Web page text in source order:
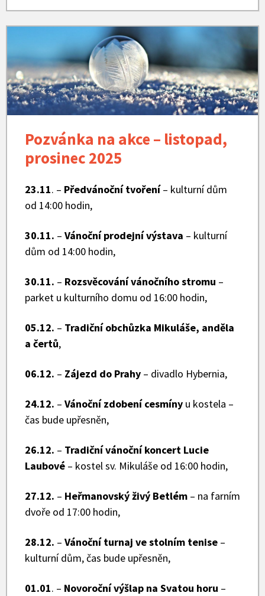
Listopad-
prosinec
-
aktuality
Pozvánka na akce – listopad,
prosinec 2025
23.11. – Předvánoční tvoření– kulturní dům
od 14:00 hodin,
30.11. – Vánoční prodejní výstava – kulturní
dům od 14:00 hodin,
30.11. – Rozsvěcování vánočního stromu –
parket u kulturního domu od 16:00 hodin,
05.12. – Tradiční obchůzka Mikuláše, anděla
a čertů,
06.12. – Zájezd do Prahy – divadlo Hybernia,
24.12. – Vánoční zdobení cesmíny u kostela –
čas bude upřesněn,
26.12. – Tradiční vánoční koncert Lucie
Laubové – kostel sv. Mikuláše od 16:00 hodin,
27.12. – Heřmanovský živý Betlém – na farním
dvoře od 17:00 hodin,
28.12. – Vánoční turnaj ve stolním tenise –
kulturní dům, čas bude upřesněn,
01.01. – Novoroční výšlap na Svatou horu –